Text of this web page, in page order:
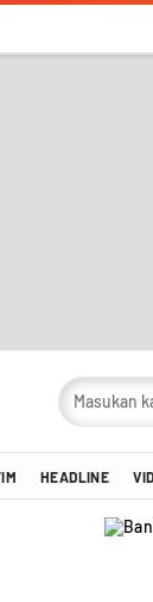
HEADLINE